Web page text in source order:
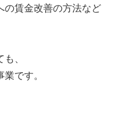
の賃金改善の方法など
、
です。